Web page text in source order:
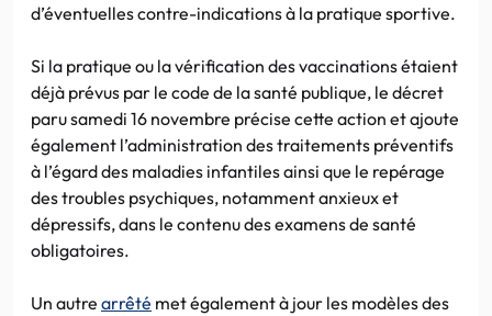
d’éventuelles contre-indications à la pratique sportive.
Si la pratique ou la vérification des vaccinations étaient
déjà prévus par le code de la santé publique, le décret
paru samedi 16 novembre précise cette action et ajoute
également l’administration des traitements préventifs
à l’égard des maladies infantiles ainsi que le repérage
des troubles psychiques, notamment anxieux et
dépressifs, dans le contenu des examens de santé
obligatoires.
Un autre arrêté met également à jour les modèles des